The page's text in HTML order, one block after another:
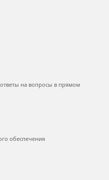
на вопросы в прямом
обеспечения